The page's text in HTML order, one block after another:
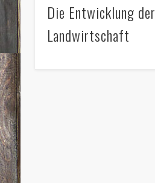
Die Entwicklung der
Landwirtschaft